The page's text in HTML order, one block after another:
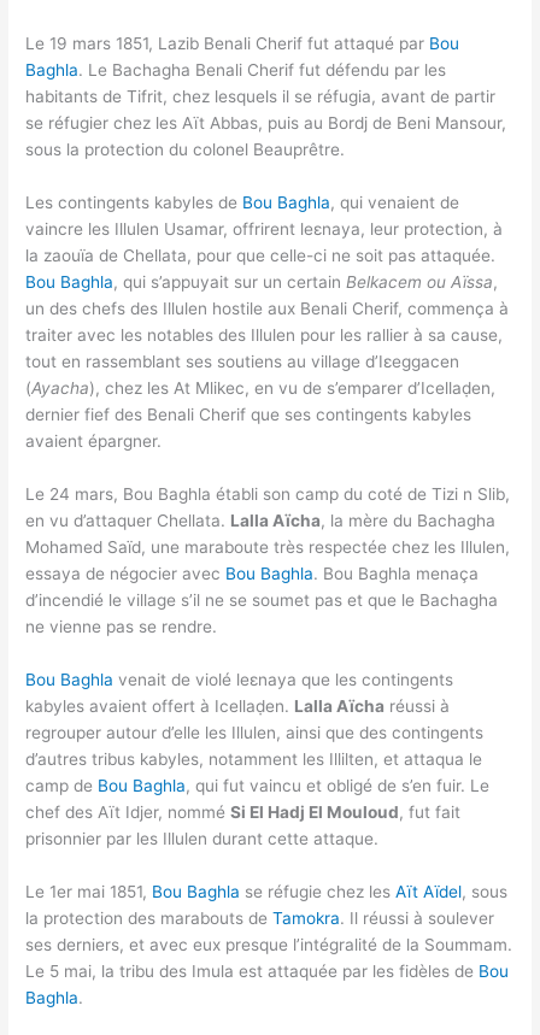
Le 19 mars 1851, Lazib Benali Cherif fut attaqué par Bou
Baghla. Le Bachagha Benali Cherif fut défendu par les
habitants de Tifrit, chez lesquels il se réfugia, avant de partir
se réfugier chez les Aït Abbas, puis au Bordj de Beni Mansour,
sous la protection du colonel Beauprêtre.
Les contingents kabyles de Bou Baghla, qui venaient de
vaincre les Illulen Usamar, offrirent leɛnaya, leur protection, à
la zaouïa de Chellata, pour que celle-ci ne soit pas attaquée.
Bou Baghla, qui s’appuyait sur un certain Belkacem ou Aïssa,
un des chefs des Illulen hostile aux Benali Cherif, commença à
traiter avec les notables des Illulen pour les rallier à sa cause,
tout en rassemblant ses soutiens au village d’Iɛeggacen
(Ayacha), chez les At Mlikec, en vu de s’emparer d’Icellaḍen,
dernier fief des Benali Cherif que ses contingents kabyles
avaient épargner.
Le 24 mars, Bou Baghla établi son camp du coté de Tizi n Slib,
en vu d’attaquer Chellata. Lalla Aïcha, la mère du Bachagha
Mohamed Saïd, une maraboute très respectée chez les Illulen,
essaya de négocier avec Bou Baghla. Bou Baghla menaça
d’incendié le village s’il ne se soumet pas et que le Bachagha
ne vienne pas se rendre.
Bou Baghla venait de violé leɛnaya que les contingents
kabyles avaient offert à Icellaḍen. Lalla Aïcha réussi à
regrouper autour d’elle les Illulen, ainsi que des contingents
d’autres tribus kabyles, notamment les Illilten, et attaqua le
camp de Bou Baghla, qui fut vaincu et obligé de s’en fuir. Le
chef des Aït Idjer, nomméSi El Hadj El Mouloud, fut fait
prisonnier par les Illulen durant cette attaque.
Le 1er mai 1851, Bou Baghla se réfugie chez lesAït Aïdel, sous
la protection des marabouts deTamokra. Il réussi à soulever
ses derniers, et avec eux presque l’intégralité de la Soummam.
Le 5 mai, la tribu des Imula est attaquée par les fidèles de Bou
Baghla.